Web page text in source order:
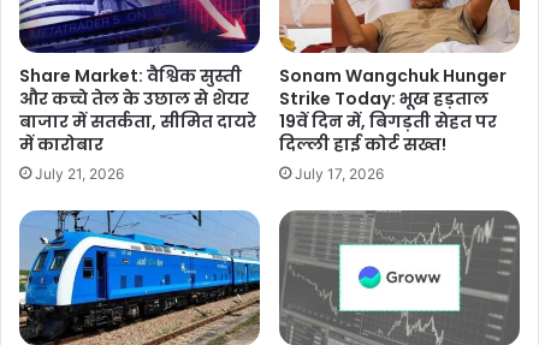
Share Market: वैश्विक सुस्ती
और कच्चे तेल के उछाल से शेयर
बाजार में सतर्कता, सीमित दायरे
में कारोबार
July 21, 2026
Sonam Wangchuk Hunger
Strike Today: भूख हड़ताल
19वें दिन में, बिगड़ती सेहत पर
दिल्ली हाई कोर्ट सख्त!
July 17, 2026